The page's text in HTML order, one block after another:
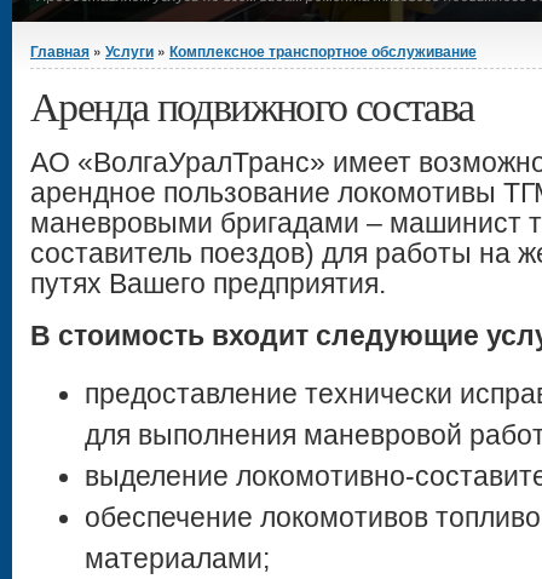
Вы здесь
Главная » Услуги » Комплексное транспортное обслуживание
Аренда подвижного состава
АО «ВолгаУралТранс» имеет
арендное пользование локомотивы
маневровыми бригадами – машинист
составитель поездов) для работы на
путях Вашего предприятия.
В стоимость входит следующие
предоставление технически
для выполнения маневровой
выделение локомотивно-
обеспечение локомотивов
материалами;